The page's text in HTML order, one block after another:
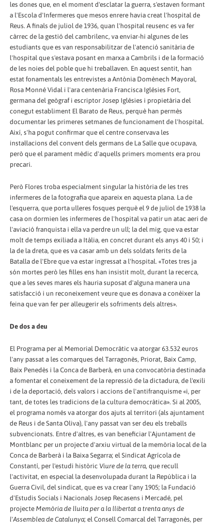
les dones que, en el moment d'esclatar la guerra, s'estaven formant
a l'Escola d'Infermeres que mesos enrere havia creat l'hospital de
Reus. A finals de juliol de 1936, quan l'hospital reusenc es va fer
càrrec de la gestió del cambrilenc, va enviar-hi algunes de les
estudiants que es van responsabilitzar de l'atenció sanitària de
l'hospital que s'estava posant en marxa a Cambrils i de la formació
de les noies del poble que hi treballaven. En aquest sentit, han
estat fonamentals les entrevistes a Antònia Domènech Mayoral,
Rosa Monné Vidal i l'ara centenària Francisca Iglésies Fort,
germana del geògraf i escriptor Josep Iglésies i propietària del
conegut establiment El Barato de Reus, perquè han permès
documentar les primeres setmanes de funcionament de l'hospital.
Així, s'ha pogut confirmar que el centre conservava les
instal·lacions del convent dels germans de La Salle que ocupava,
però que el parament mèdic d'aquells primers moments era prou
precari.
Però Flores troba especialment singular la història de les tres
infermeres de la fotografia que apareix en aquesta plana. La de
l'esquerra, que porta ulleres fosques perquè el 9 de juliol de 1938 la
casa on dormien les infermeres de l'hospital va patir un atac aeri de
l'aviació franquista i ella va perdre un ull; la del mig, que va estar
molt de temps exiliada a Itàlia, en concret durant els anys 40 i 50; i
la de la dreta, que es va casar amb un dels soldats ferits de la
Batalla de l'Ebre que va estar ingressat a l'hospital. «Totes tres ja
són mortes però les filles ens han insistit molt, durant la recerca,
que a les seves mares els hauria suposat d'alguna manera una
satisfacció i un reconeixement veure que es donava a conèixer la
feina que van fer per alleugerir els sofriments dels altres».
De dos a deu
El Programa per al Memorial Democràtic va atorgar 63.532 euros
l'any passat a les comarques del Tarragonès, Priorat, Baix Camp,
Baix Penedès i la Conca de Barberà, en una convocatòria destinada
a fomentar el coneixement de la repressió de la dictadura, de l'exili
i de la deportació, dels valors i accions de l'antifranquisme «i, per
tant, de totes les tradicions de la cultura democràtica». Si al 2005,
el programa només va atorgar dos ajuts al territori (als ajuntament
de Reus i de Santa Oliva), l'any passat van ser deu els treballs
subvencionats. Entre d'altres, es van beneficiar l'Ajuntament de
Montblanc per un projecte d'arxiu virtual de la memòria local de la
Conca de Barberà i la Baixa Segarra; el Sindicat Agrícola de
Constantí, per l'estudi històric Viure de la terra, que recull
l'activitat, en especial la desenvolupada durant la República i la
Guerra Civil, del sindicat, que es va crear l'any 1905; la Fundació
d'Estudis Socials i Nacionals Josep Recasens i Mercadé, pel
projecte Memòria de lluita per a la llibertat a trenta anys de
l'Assemblea de Catalunya; el Consell Comarcal del Tarragonès, per